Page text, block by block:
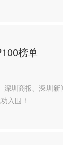
榜单
圳商报、深圳新
入围！